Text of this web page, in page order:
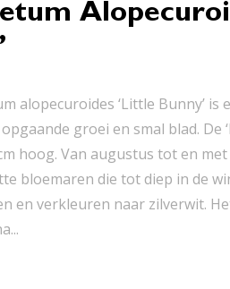
alopecuroides ‘Little Bunny’ is
groei en smal blad. De
hoog. Van augustus tot en
bloemaren die tot diep in de
en verkleuren naar zilverwit.